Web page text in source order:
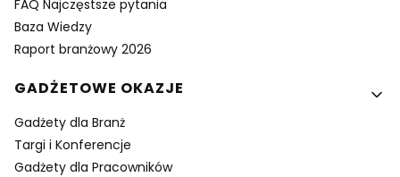
FAQ Najczęstsze pytania
Baza Wiedzy
Raport branżowy 2026
GADŻETOWE OKAZJE
Gadżety dla Branż
Targi i Konferencje
Gadżety dla Pracowników